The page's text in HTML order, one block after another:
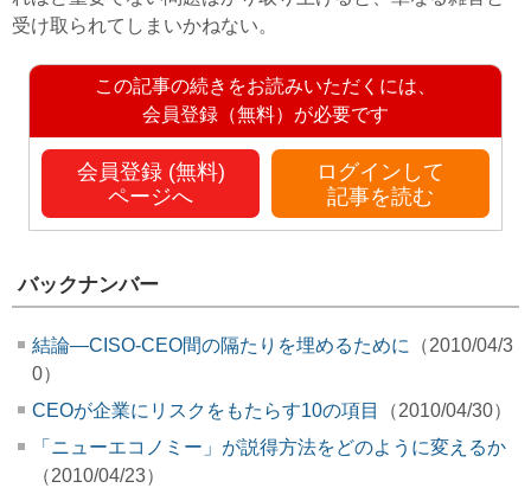
受け取られてしまいかねない。
この記事の続きをお読みいただくには、
会員登録（無料）が必要です
会員登録 (無料)
ページへ
ログインして
記事を読む
バックナンバー
結論―CISO-CEO間の隔たりを埋めるために
（2010/04/3
0）
CEOが企業にリスクをもたらす10の項目
（2010/04/30）
「ニューエコノミー」が説得方法をどのように変えるか
（2010/04/23）